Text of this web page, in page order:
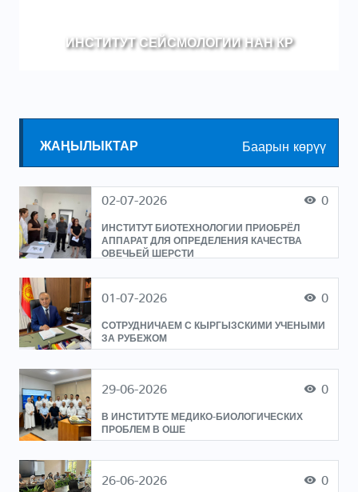
ИНСТИТУТ СЕЙСМОЛОГИИ НАН КР
ЖАҢЫЛЫКТАР Баарын көрүү
02-07-2026 0
ИНСТИТУТ БИОТЕХНОЛОГИИ ПРИОБРЁЛ
АППАРАТ ДЛЯ ОПРЕДЕЛЕНИЯ КАЧЕСТВА
ОВЕЧЬЕЙ ШЕРСТИ
01-07-2026 0
СОТРУДНИЧАЕМ С КЫРГЫЗСКИМИ УЧЕНЫМИ
ЗА РУБЕЖОМ
29-06-2026 0
В ИНСТИТУТЕ МЕДИКО-БИОЛОГИЧЕСКИХ
ПРОБЛЕМ В ОШЕ
26-06-2026 0